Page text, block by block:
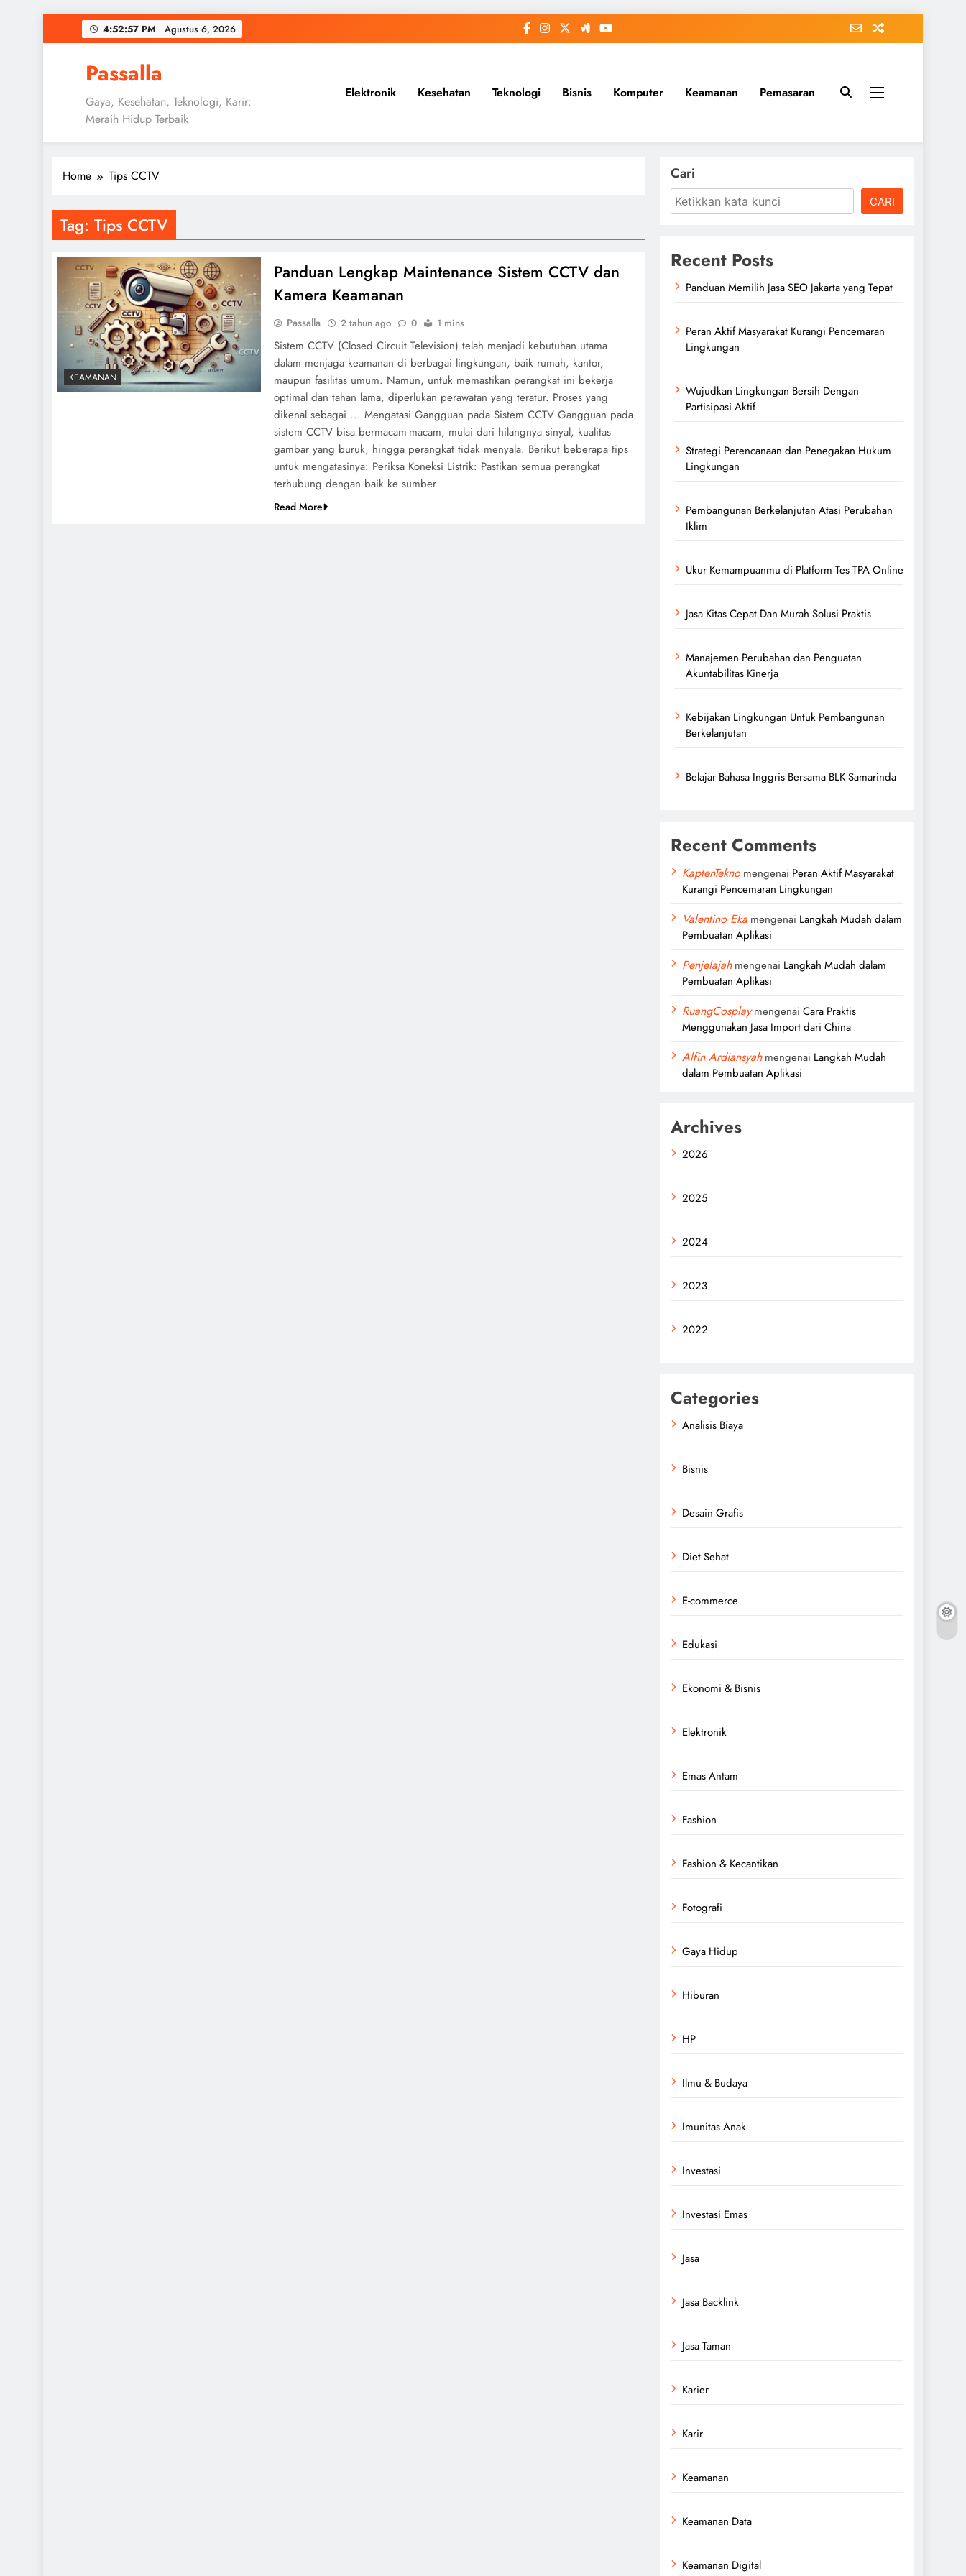
to
4:52:58 PM Agustus 6, 2026
Passalla
Gaya, Kesehatan, Teknologi, Karir:
Meraih Hidup Terbaik
Elektronik Kesehatan Teknologi Bisnis Komputer Keamanan Pemasaran
Home Tips CCTV
Tag: Tips CCTV
KEAMANAN
Panduan Lengkap Maintenance Sistem CCTV dan
Kamera Keamanan
Passalla 2 tahun ago 0 1 mins
Sistem CCTV (Closed Circuit Television) telah menjadi kebutuhan utama
dalam menjaga keamanan di berbagai lingkungan, baik rumah, kantor,
maupun fasilitas umum. Namun, untuk memastikan perangkat ini bekerja
optimal dan tahan lama, diperlukan perawatan yang teratur. Proses yang
dikenal sebagai ... Mengatasi Gangguan pada Sistem CCTV Gangguan pada
sistem CCTV bisa bermacam-macam, mulai dari hilangnya sinyal, kualitas
gambar yang buruk, hingga perangkat tidak menyala. Berikut beberapa tips
untuk mengatasinya: Periksa Koneksi Listrik: Pastikan semua perangkat
terhubung dengan baik ke sumber
Read More
Cari
CARI
Recent Posts
Panduan Memilih Jasa SEO Jakarta yang Tepat
Peran Aktif Masyarakat Kurangi Pencemaran
Lingkungan
Wujudkan Lingkungan Bersih Dengan
Partisipasi Aktif
Strategi Perencanaan dan Penegakan Hukum
Lingkungan
Pembangunan Berkelanjutan Atasi Perubahan
Iklim
Ukur Kemampuanmu di Platform Tes TPA Online
Jasa Kitas Cepat Dan Murah Solusi Praktis
Manajemen Perubahan dan Penguatan
Akuntabilitas Kinerja
Kebijakan Lingkungan Untuk Pembangunan
Berkelanjutan
Belajar Bahasa Inggris Bersama BLK Samarinda
Recent Comments
KaptenTeknomengenai Peran Aktif Masyarakat
Kurangi Pencemaran Lingkungan
Valentino Eka mengenai Langkah Mudah dalam
Pembuatan Aplikasi
Penjelajahmengenai Langkah Mudah dalam
Pembuatan Aplikasi
RuangCosplaymengenai Cara Praktis
Menggunakan Jasa Import dari China
Alfin Ardiansyahmengenai Langkah Mudah
dalam Pembuatan Aplikasi
Archives
2026
2025
2024
2023
2022
Categories
Analisis Biaya
Bisnis
Desain Grafis
Diet Sehat
E-commerce
Edukasi
Ekonomi & Bisnis
Elektronik
Emas Antam
Fashion
Fashion & Kecantikan
Fotografi
Gaya Hidup
Hiburan
HP
Ilmu & Budaya
Imunitas Anak
Investasi
Investasi Emas
Jasa
Jasa Backlink
Jasa Taman
Karier
Karir
Keamanan
Keamanan Data
Keamanan Digital